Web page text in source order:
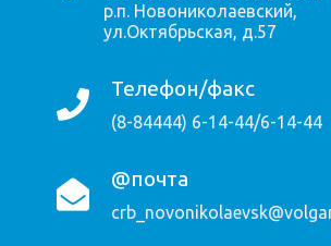
р.п. Новониколаевский,
ул.Октябрьская, д.57
Телефон/факс
(8-84444) 6-14-44/6-14-44
@почта